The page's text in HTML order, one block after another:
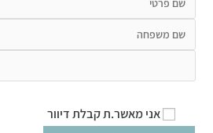
אני מאשר.ת קבלת דיוור